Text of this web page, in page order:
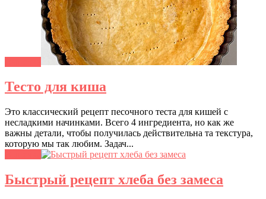
Тесто для киша
Это классический рецепт песочного теста для кишей с
несладкими начинками. Всего 4 ингредиента, но как же
важны детали, чтобы получилась действительна та текстура,
которую мы так любим. Задач...
Быстрый рецепт хлеба без замеса